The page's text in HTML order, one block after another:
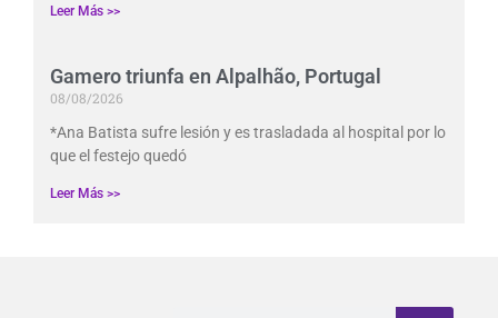
Leer Más >>
Gamero triunfa en Alpalhão, Portugal
08/08/2026
*Ana Batista sufre lesión y es trasladada al hospital por lo
que el festejo quedó
Leer Más >>